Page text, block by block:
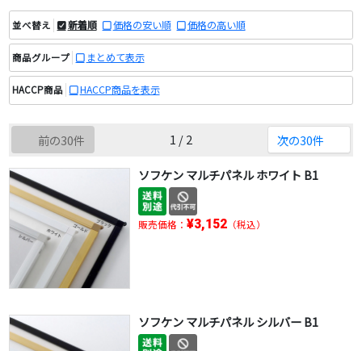
並べ替え 新着順 価格の安い順 価格の高い順
商品グループ まとめて表示
HACCP商品 HACCP商品を表示
前の30件 1 / 2 次の30件
ソフケン マルチパネル ホワイト B1
販売価格： ¥3,152（税込）
ソフケン マルチパネル シルバー B1